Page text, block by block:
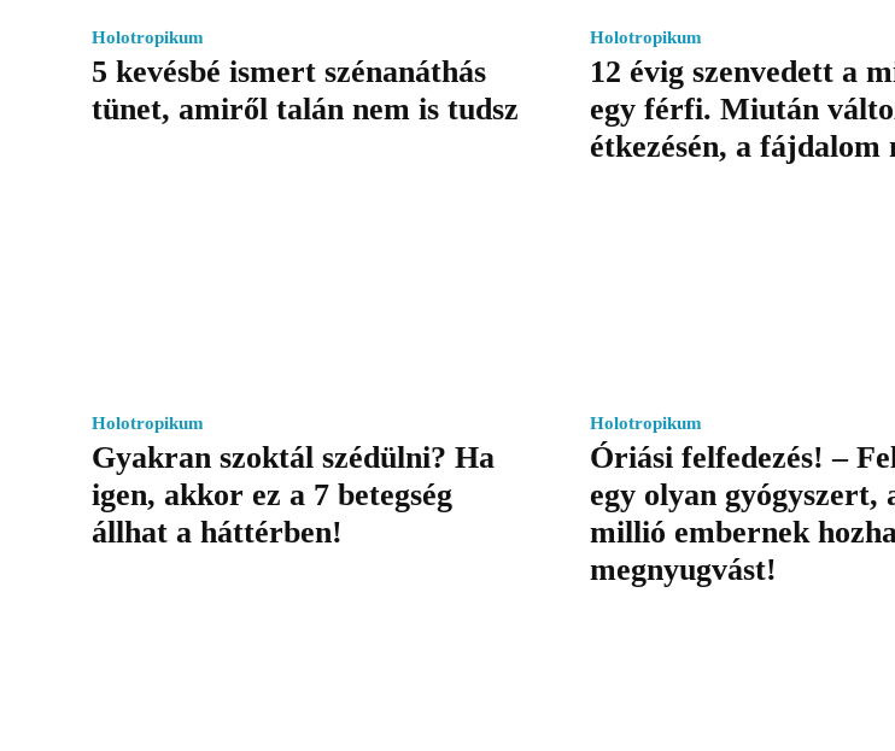
Holotropikum
5 kevésbé ismert szénanáthás
tünet, amiről talán nem is tudsz
Holotropikum
12 évig szenvedett a
egy férfi. Miután
étkezésén, a fájdalom
Holotropikum
Gyakran szoktál szédülni? Ha
igen, akkor ez a 7 betegség
állhat a háttérben!
Holotropikum
Óriási felfedezés! –
egy olyan gyógyszert,
millió embernek
megnyugvást!